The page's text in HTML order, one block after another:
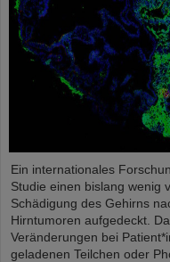
Ein internationales
Studie einen bislang wenig
Schädigung des Gehirns
Hirntumoren aufgedeckt.
Veränderungen bei
geladenen Teilchen oder